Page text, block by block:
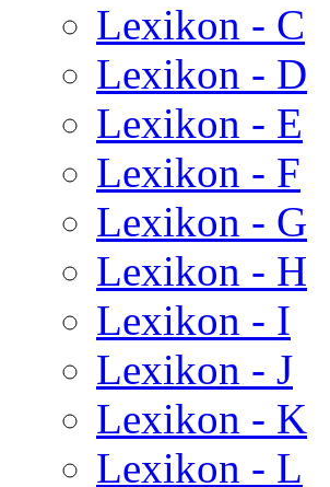
Lexikon - C
Lexikon - D
Lexikon - E
Lexikon - F
Lexikon - G
Lexikon - H
Lexikon - I
Lexikon - J
Lexikon - K
Lexikon - L